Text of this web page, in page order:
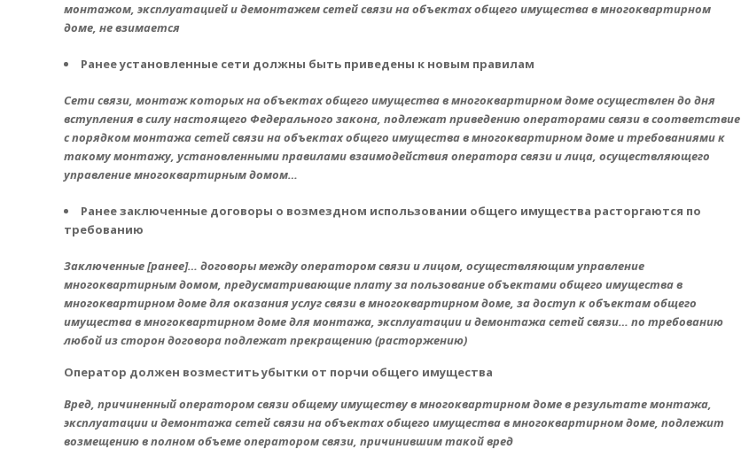
монтажом, эксплуатацией и демонтажем сетей связи на объектах общего имущества в многоквартирном
доме, не взимается
Ранее установленные сети должны быть приведены к новым правилам
Сети связи, монтаж которых на объектах общего имущества в многоквартирном доме осуществлен до дня
вступления в силу настоящего Федерального закона, подлежат приведению операторами связи в соответствие
с порядком монтажа сетей связи на объектах общего имущества в многоквартирном доме и требованиями к
такому монтажу, установленными правилами взаимодействия оператора связи и лица, осуществляющего
управление многоквартирным домом…
Ранее заключенные договоры о возмездном использовании общего имущества расторгаются по
требованию
Заключенные [ранее]… договоры между оператором связи и лицом, осуществляющим управление
многоквартирным домом, предусматривающие плату за пользование объектами общего имущества в
многоквартирном доме для оказания услуг связи в многоквартирном доме, за доступ к объектам общего
имущества в многоквартирном доме для монтажа, эксплуатации и демонтажа сетей связи… по требованию
любой из сторон договора подлежат прекращению (расторжению)
Оператор должен возместить убытки от порчи общего имущества
Вред, причиненный оператором связи общему имуществу в многоквартирном доме в результате монтажа,
эксплуатации и демонтажа сетей связи на объектах общего имущества в многоквартирном доме, подлежит
возмещению в полном объеме оператором связи, причинившим такой вред